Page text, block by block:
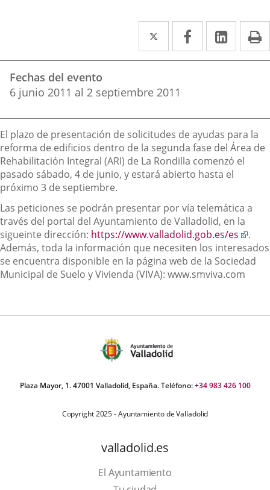
Twitter
Enlace
a
aplicación
externa.
Facebook
Enlace
a
externa.
Enlace
a
del
evento
Fechas del evento
6 junio 2011 al 2 septiembre 2011
Descripción
El plazo de presentación de solicitudes de ayudas para la
reforma de edificios dentro de la segunda fase del Área de
Rehabilitación Integral (ARI) de La Rondilla comenzó el
pasado sábado, 4 de junio, y estará abierto hasta el
próximo 3 de septiembre.
Las peticiones se podrán presentar por vía telemática a
través del portal del Ayuntamiento de Valladolid, en la
sigueinte dirección: https://www.valladolid.gob.es/es
a
una
.
Además, toda la información que necesiten los interesados
se encuentra disponible en la página web de la Sociedad
Municipal de Suelo y Vivienda (VIVA): www.smviva.com
Plaza Mayor, 1. 47001 Valladolid, España. Teléfono:+34 983 426 100
Copyright 2025 - Ayuntamiento de Valladolid
valladolid.es
El Ayuntamiento